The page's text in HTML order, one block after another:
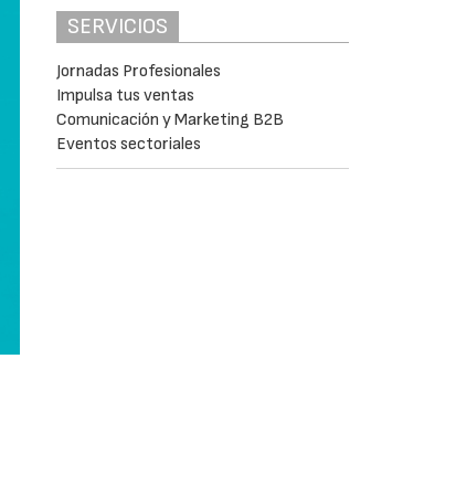
SERVICIOS
Jornadas Profesionales
Impulsa tus ventas
Comunicación y Marketing B2B
Eventos sectoriales